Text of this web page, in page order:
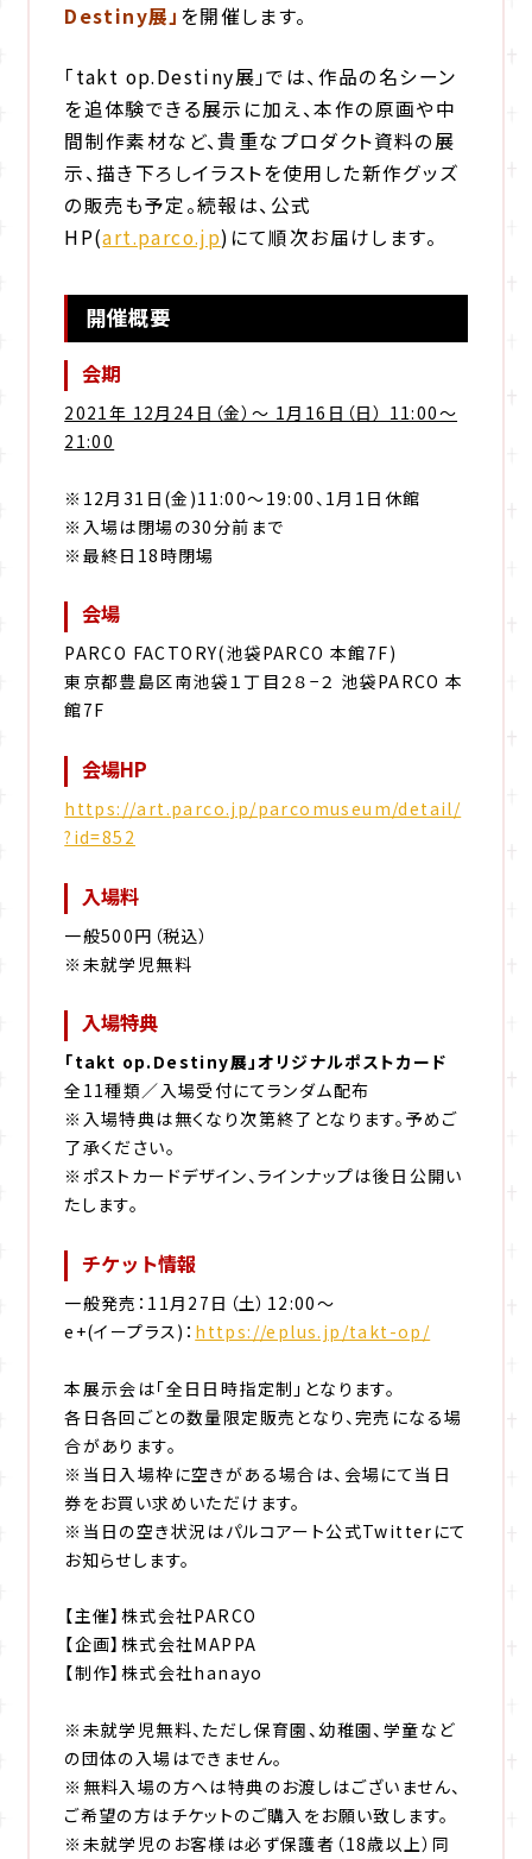
Destiny展」 を開催します。
「takt op.Destiny展」では、作品の名シーン
を追体験できる展示に加え、本作の原画や中
間制作素材など、貴重なプロダクト資料の展
示、描き下ろしイラストを使用した新作グッズ
の販売も予定。続報は、公式
HP(art.parco.jp)にて順次お届けします。
開催概要
会期
2021年 12月24日（金）～ 1月16日（日） 11:00～
21:00
※12月31日(金)11:00～19:00、1月1日休館
※入場は閉場の30分前まで
※最終日18時閉場
会場
PARCO FACTORY(池袋PARCO 本館7F)
東京都豊島区南池袋１丁目２８−２ 池袋PARCO 本
館7F
会場HP
https://art.parco.jp/parcomuseum/detail/
?id=852
入場料
一般500円（税込）
※未就学児無料
入場特典
「takt op.Destiny展」オリジナルポストカード
全11種類／入場受付にてランダム配布
※入場特典は無くなり次第終了となります。予めご
了承ください。
※ポストカードデザイン、ラインナップは後日公開い
たします。
チケット情報
一般発売：11月27日（土）12:00～
e+(イープラス)： https://eplus.jp/takt-op/
本展示会は「全日日時指定制」となります。
各日各回ごとの数量限定販売となり、完売になる場
合があります。
※当日入場枠に空きがある場合は、会場にて当日
券をお買い求めいただけます。
※当日の空き状況はパルコアート公式Twitterにて
お知らせします。
【主催】株式会社PARCO
【企画】株式会社MAPPA
【制作】株式会社hanayo
※未就学児無料、ただし保育園、幼稚園、学童など
の団体の入場はできません。
※無料入場の方へは特典のお渡しはございません、
ご希望の方はチケットのご購入をお願い致します。
※未就学児のお客様は必ず保護者（18歳以上）同